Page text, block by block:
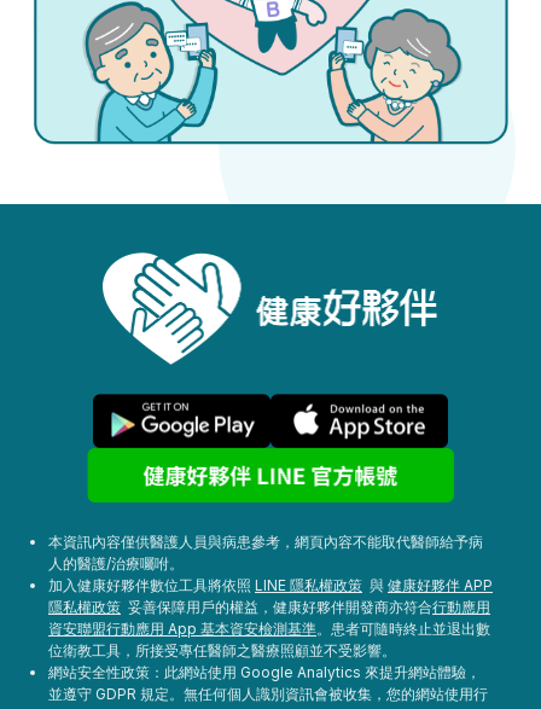
本資訊內容僅供醫護人員與病患參考，網頁內容不能取代醫師給予病
人的醫護/治療囑咐。
加入健康好夥伴數位工具將依照 LINE 隱私權政策 與 健康好夥伴 APP
隱私權政策 妥善保障用戶的權益，健康好夥伴開發商亦符合行動應用
資安聯盟行動應用 App 基本資安檢測基準。患者可隨時終止並退出數
位衛教工具，所接受專任醫師之醫療照顧並不受影響。
網站安全性政策：此網站使用 Google Analytics 來提升網站體驗，
並遵守 GDPR 規定。無任何個人識別資訊會被收集，您的網站使用行